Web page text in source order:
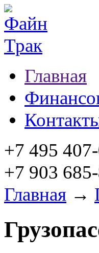
Главная
+7 495
+7 903
Главная →